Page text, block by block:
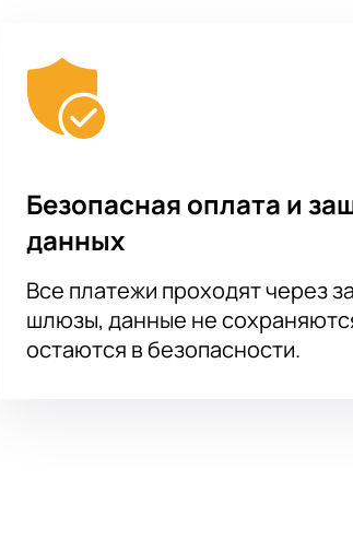
Безопасная оплата и
данных
Все платежи проходят через
шлюзы, данные не
остаются в безопасности.